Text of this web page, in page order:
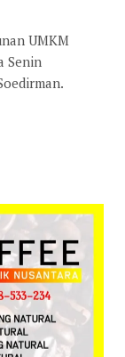
UMKM
Senin